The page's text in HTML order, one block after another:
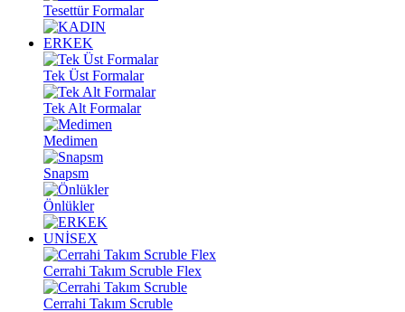
Tesettür Formalar
ERKEK
Tek Üst Formalar
Tek Alt Formalar
Medimen
Snapsm
Önlükler
UNİSEX
Cerrahi Takım Scruble Flex
Cerrahi Takım Scruble